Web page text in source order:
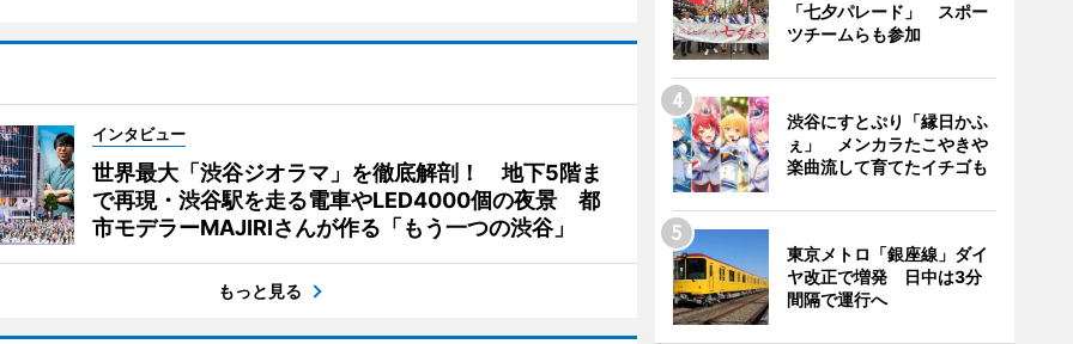
インタビュー
世界最大「渋谷ジオラマ」を徹底解剖！ 地下5階ま
で再現・渋谷駅を走る電車やLED4000個の夜景 都
市モデラーMAJIRIさんが作る「もう一つの渋谷」
もっと見る
「七夕パレード」 スポー
ツチームらも参加
渋谷にすとぷり「縁日かふ
ぇ」 メンカラたこやきや
楽曲流して育てたイチゴも
東京メトロ「銀座線」ダイ
ヤ改正で増発 日中は3分
間隔で運行へ